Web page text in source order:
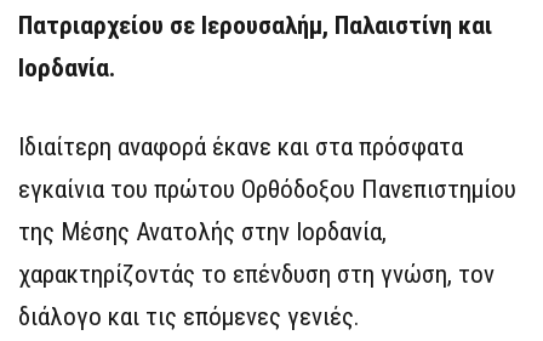
Πατριαρχείου σε Ιερουσαλήμ, Παλαιστίνη και
Ιορδανία.
Ιδιαίτερη αναφορά έκανε και στα πρόσφατα
εγκαίνια του πρώτου Ορθόδοξου Πανεπιστημίου
της Μέσης Ανατολής στην Ιορδανία,
χαρακτηρίζοντάς το επένδυση στη γνώση, τον
διάλογο και τις επόμενες γενιές.